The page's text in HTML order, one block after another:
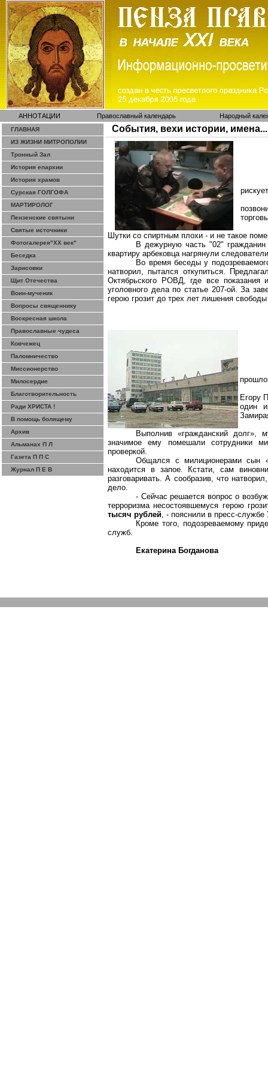
АННОТАЦИИ Православный календарь Народный
ГЛАВНАЯ
ИЗ ЖИЗНИ МИТРОПОЛИИ
Тронный Зал
История епархии
История храмов
Сурская ГОЛГОФА
МАРТИРОЛОГ
Пензенские святыни
Святые источники
Фотогалерея"ХХ век"
Беседка
Зарисовки
Щит Отечества
Воин-мученик
Вопросы священнику
Воскресная школа
Православные чудеса
Ковчежец
Паломничество
Миссионерство
Милосердие
Благотворительность
Ради ХРИСТА !
В помощь болящему
Архив
Альманах П Л
Газета П П С
Журнал П Е В
События, вехи истории, имена...
Шутки со спиртным плохи - и не такое
В дежурную часть "02"
квартиру арбековцанагрянули
Во время беседы у
натворил, пытался откупиться.
Октябрьского РОВД, где все
уголовного дела по статье 207-ой. За
герою грозит до трех лет лишения свободы
Егору
один
Выполнив «гражданский долг»,
значимое ему помешали сотрудники
проверкой.
Общался с милиционерами сын
находится в запое.
Кстати, сам
разговаривать. А сообразив, что
дело.
- Сейчас решается вопрос о
терроризма несостоявшемуся герою
тысяч рублей, - пояснили в пресс-
Кроме того, подозреваемому
служб.
Екатерина Богданова